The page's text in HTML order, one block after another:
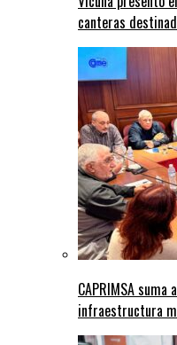
canteras
CAPRIMSA
infraestructura